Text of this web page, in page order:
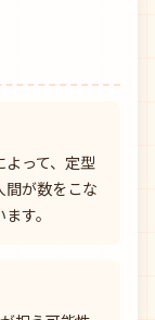
って、定型
間が数をこな
す。